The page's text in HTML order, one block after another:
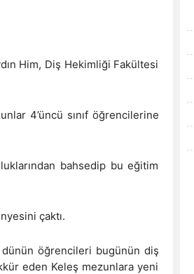
Him, Diş Hekimliği Fakültesi
4’üncü sınıf öğrencilerine
bahsedip bu eğitim
çaktı.
dünün öğrencileri bugünün diş
eden Keleş mezunlara yeni